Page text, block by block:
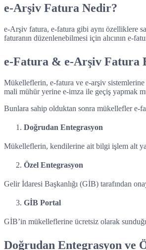
e-Arşiv Fatura Nedir?
e-Arşiv fatura, e-fatura gibi aynı özelliklere
faturanın düzenlenebilmesi için alıcının e-
e-Fatura & e-Arşiv Fatura
Mükelleflerin, e-fatura ve e-arşiv
mali mühür yerine e-imza ile geçiş yapmak
Bunlara sahip olduktan sonra mükellefler e-
Doğrudan Entegrasyon
Mükelleflerin, kendilerine ait bilgi işlem alt
Özel Entegrasyon
Gelir İdaresi Başkanlığı (GİB) tarafından
GİB Portal
GİB’in mükelleflerine ücretsiz olarak
Doğrudan Entegrasyon ve